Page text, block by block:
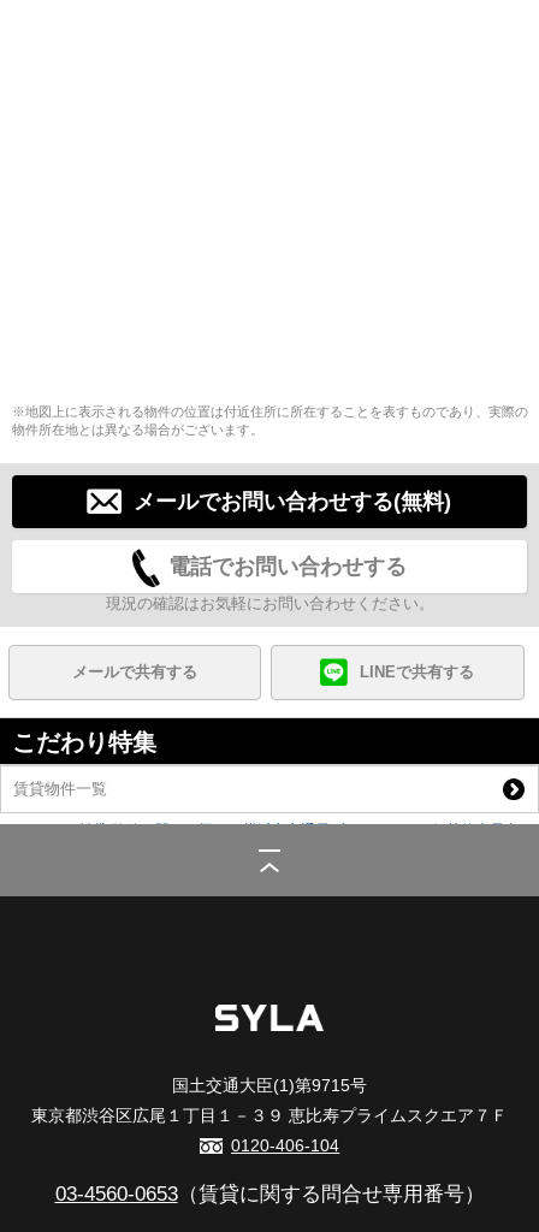
※地図上に表示される物件の位置は付近住所に所在することを表すものであり、実際の
物件所在地とは異なる場合がございます。
メールでお問い合わせする(無料)
電話でお問い合わせする
現況の確認はお気軽にお問い合わせください。
メールで共有する LINEで共有する
こだわり特集
賃貸物件一覧
シーラ > (賃貸)路線・駅から探す > 横浜市交通局ブルーライン > 伊勢佐木長者
国土交通大臣(1)第9715号
東京都渋谷区広尾１丁目１－３９ 恵比寿プライムスクエア７Ｆ
0120-406-104
03-4560-0653（賃貸に関する問合せ専用番号）